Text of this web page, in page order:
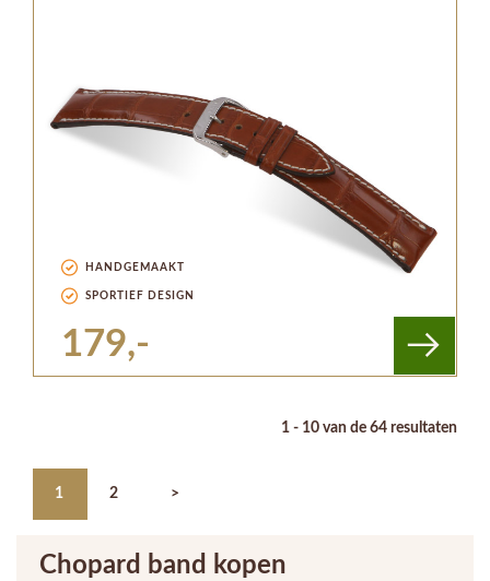
HANDGEMAAKT
SPORTIEF DESIGN
179,-
1 - 10 van de 64 resultaten
1 2 >
Chopard band kopen